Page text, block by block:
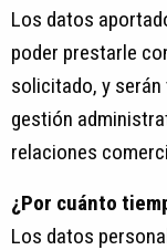
Los datos
poder prestarle
solicitado, y
gestión
relaciones
¿Por cuánto
Los datos